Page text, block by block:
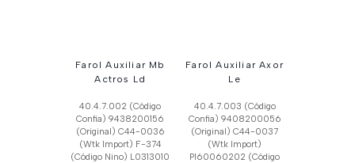
Farol Auxiliar Mb
Actros Ld
40.4.7.002 (Código
Confia) 9438200156
(Original) C44-0036
(Wtk Import) F-374
(Código Nino) L0313010
Farol Auxiliar Axor
Le
40.4.7.003 (Código
Confia) 9408200056
(Original) C44-0037
(Wtk Import)
Pl60060202 (Código